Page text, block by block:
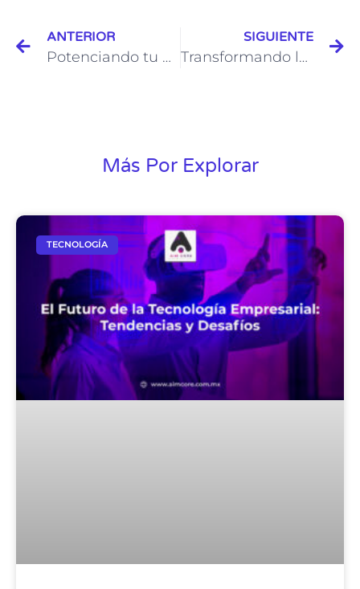
ANTERIOR
Potenciando tu estrategia de negocios con AIMCORE: Soluciones innovadoras a tu alcance
SIGUIENTE
Transformando la seguridad empresarial con AIMCORE y Avigilon: Soluciones inteligentes para un mundo conectado
Más Por Explorar
TECNOLOGÍA